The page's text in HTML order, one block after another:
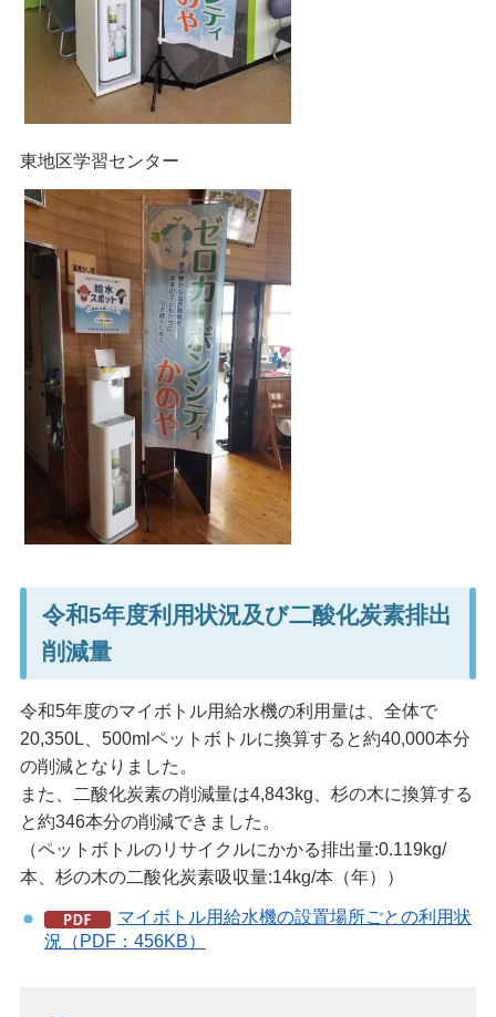
東地区学習センター
令和5年度利用状況及び二酸化炭素排出
削減量
令和5年度のマイボトル用給水機の利用量は、全体で
20,350L、500mlペットボトルに換算すると約40,000本分
の削減となりました。
また、二酸化炭素の削減量は4,843kg、杉の木に換算する
と約346本分の削減できました。
（ペットボトルのリサイクルにかかる排出量:0.119kg/
本、杉の木の二酸化炭素吸収量:14kg/本（年））
マイボトル用給水機の設置場所ごとの利用状
況（PDF：456KB）